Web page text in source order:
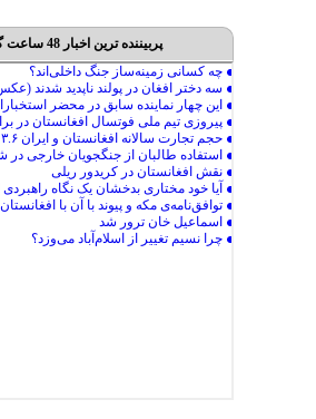
پربیننده ترین اخبار 48 ساعت گذشته